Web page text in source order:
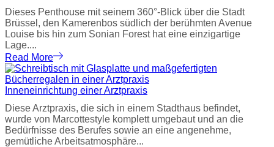
Dieses Penthouse mit seinem 360°-Blick über die Stadt
Brüssel, den Kamerenbos südlich der berühmten Avenue
Louise bis hin zum Sonian Forest hat eine einzigartige
Lage....
Read More
Inneneinrichtung einer Arztpraxis
Diese Arztpraxis, die sich in einem Stadthaus befindet,
wurde von Marcottestyle komplett umgebaut und an die
Bedürfnisse des Berufes sowie an eine angenehme,
gemütliche Arbeitsatmosphäre...